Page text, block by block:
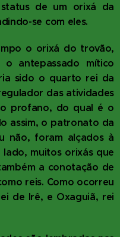
de um orixá da
se com eles.
o orixá do trovão,
antepassado mítico
sido o quarto rei da
das atividades
profano, do qual é o
assim, o patronato da
não, foram alçados à
muitos orixás que
a conotação de
reis. Como ocorreu
de Irê, e Oxaguiã, rei